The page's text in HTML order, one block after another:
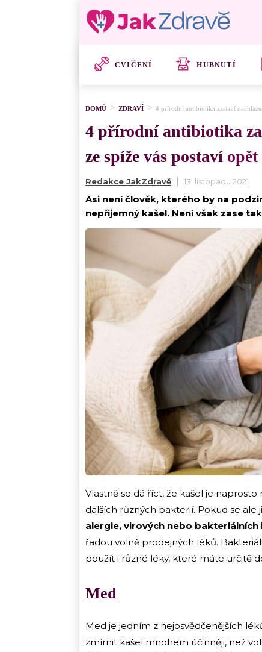
CVIČENÍ HUBNUTÍ
DOMŮ ZDRAVÍ 4 přírodní antibiotika zastaví
4 přírodní antibiotika
ze spíže vás postaví
Redakce JakZdravě 13. listopadu 2021
Asi není člověk, kterého by na
nepříjemný kašel. Není však zase
Vlastně se dá říct, že kašel je
dalších různých bakterií. Pokud se
alergie, virových nebo bakteriálních
řadou volně prodejných léků.
použít i různé léky, které máte určitě
Med
Med je jedním z nejosvědčenějších
zmírnit kašel mnohem účinněji, než